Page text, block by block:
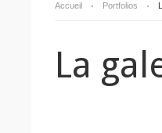
Accueil Portfolios
La